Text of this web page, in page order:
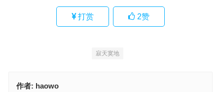
打赏 2赞
寂天寞地
作者: haowo